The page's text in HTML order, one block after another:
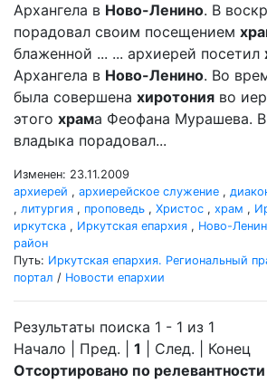
Архангела в Ново-Ленино. В
порадовал своим посещением
блаженной ... ... архиерей посетил
Архангела в Ново-Ленино. Во
была совершена хиротония во
этого храма Феофана Мурашева. В
владыка порадовал...
Изменен: 23.11.2009
архиерей , архиерейское служение ,
, литургия , проповедь , Христос , храм ,
иркутска , Иркутская епархия , Ново-
район
Путь: Иркутская епархия. Региональный
портал / Новости епархии
Результаты поиска 1 - 1 из 1
Начало | Пред. | 1 | След. | Конец
Отсортировано по релевантности